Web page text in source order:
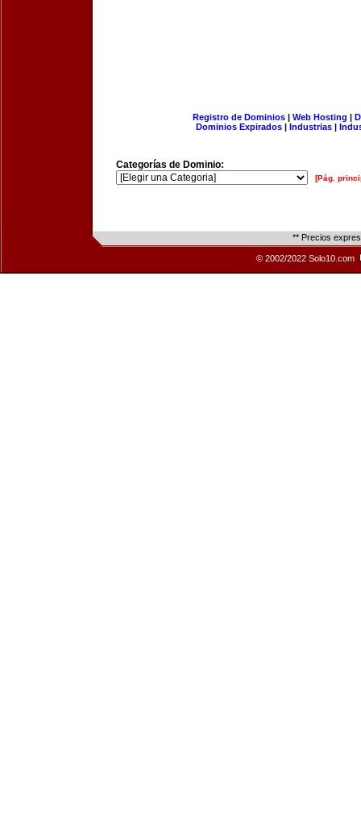
Registro de Dominios| Web Hosting |
Dominios Expirados | Industrias |
Categorías de Dominio:
[Pág.
** Precios
© 2002/2022 Solo10.com